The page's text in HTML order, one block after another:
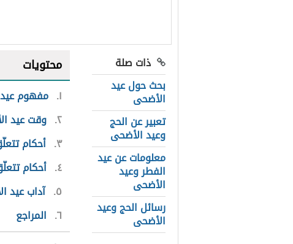
ذات صلة
بحث حول عيد
الأضحى
تعبير عن الحج
وعيد الأضحى
معلومات عن عيد
الفطر وعيد
الأضحى
رسائل الحج وعيد
الأضحى
محتويات
١ مفهوم
٢ وقت عيد
٣ أحكام
٤ أحكام
٥ آداب عيد
٦ المراجع